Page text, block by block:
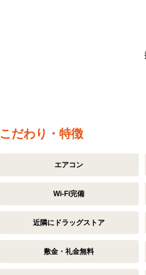
こだわり・特徴
エアコン
Wi-Fi完備
近隣にドラッグストア
敷金・礼金無料